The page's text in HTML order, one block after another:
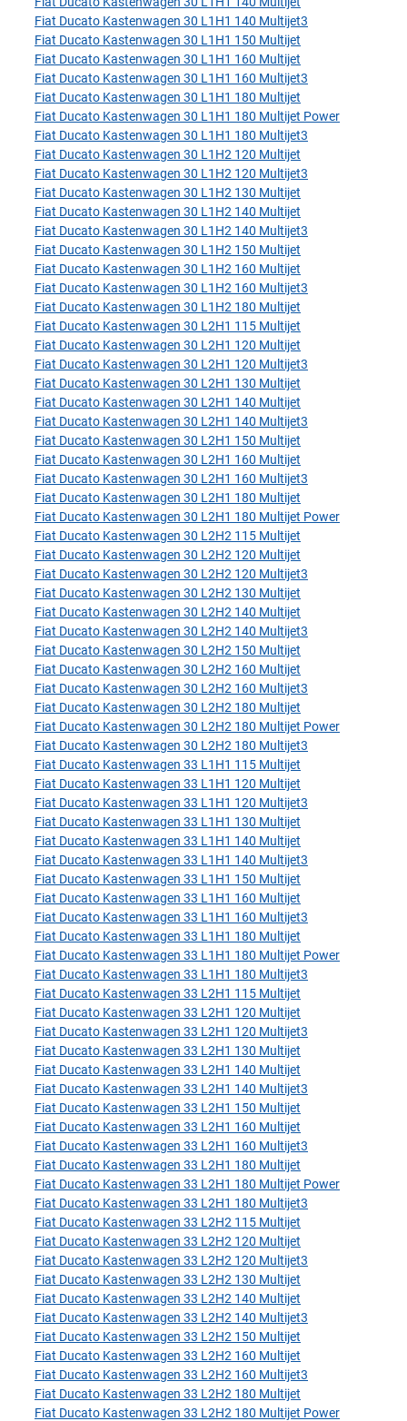
Fiat Ducato Kastenwagen 30 L1H1 140 Multijet3
Fiat Ducato Kastenwagen 30 L1H1 150 Multijet
Fiat Ducato Kastenwagen 30 L1H1 160 Multijet
Fiat Ducato Kastenwagen 30 L1H1 160 Multijet3
Fiat Ducato Kastenwagen 30 L1H1 180 Multijet
Fiat Ducato Kastenwagen 30 L1H1 180 Multijet Power
Fiat Ducato Kastenwagen 30 L1H1 180 Multijet3
Fiat Ducato Kastenwagen 30 L1H2 120 Multijet
Fiat Ducato Kastenwagen 30 L1H2 120 Multijet3
Fiat Ducato Kastenwagen 30 L1H2 130 Multijet
Fiat Ducato Kastenwagen 30 L1H2 140 Multijet
Fiat Ducato Kastenwagen 30 L1H2 140 Multijet3
Fiat Ducato Kastenwagen 30 L1H2 150 Multijet
Fiat Ducato Kastenwagen 30 L1H2 160 Multijet
Fiat Ducato Kastenwagen 30 L1H2 160 Multijet3
Fiat Ducato Kastenwagen 30 L1H2 180 Multijet
Fiat Ducato Kastenwagen 30 L2H1 115 Multijet
Fiat Ducato Kastenwagen 30 L2H1 120 Multijet
Fiat Ducato Kastenwagen 30 L2H1 120 Multijet3
Fiat Ducato Kastenwagen 30 L2H1 130 Multijet
Fiat Ducato Kastenwagen 30 L2H1 140 Multijet
Fiat Ducato Kastenwagen 30 L2H1 140 Multijet3
Fiat Ducato Kastenwagen 30 L2H1 150 Multijet
Fiat Ducato Kastenwagen 30 L2H1 160 Multijet
Fiat Ducato Kastenwagen 30 L2H1 160 Multijet3
Fiat Ducato Kastenwagen 30 L2H1 180 Multijet
Fiat Ducato Kastenwagen 30 L2H1 180 Multijet Power
Fiat Ducato Kastenwagen 30 L2H2 115 Multijet
Fiat Ducato Kastenwagen 30 L2H2 120 Multijet
Fiat Ducato Kastenwagen 30 L2H2 120 Multijet3
Fiat Ducato Kastenwagen 30 L2H2 130 Multijet
Fiat Ducato Kastenwagen 30 L2H2 140 Multijet
Fiat Ducato Kastenwagen 30 L2H2 140 Multijet3
Fiat Ducato Kastenwagen 30 L2H2 150 Multijet
Fiat Ducato Kastenwagen 30 L2H2 160 Multijet
Fiat Ducato Kastenwagen 30 L2H2 160 Multijet3
Fiat Ducato Kastenwagen 30 L2H2 180 Multijet
Fiat Ducato Kastenwagen 30 L2H2 180 Multijet Power
Fiat Ducato Kastenwagen 30 L2H2 180 Multijet3
Fiat Ducato Kastenwagen 33 L1H1 115 Multijet
Fiat Ducato Kastenwagen 33 L1H1 120 Multijet
Fiat Ducato Kastenwagen 33 L1H1 120 Multijet3
Fiat Ducato Kastenwagen 33 L1H1 130 Multijet
Fiat Ducato Kastenwagen 33 L1H1 140 Multijet
Fiat Ducato Kastenwagen 33 L1H1 140 Multijet3
Fiat Ducato Kastenwagen 33 L1H1 150 Multijet
Fiat Ducato Kastenwagen 33 L1H1 160 Multijet
Fiat Ducato Kastenwagen 33 L1H1 160 Multijet3
Fiat Ducato Kastenwagen 33 L1H1 180 Multijet
Fiat Ducato Kastenwagen 33 L1H1 180 Multijet Power
Fiat Ducato Kastenwagen 33 L1H1 180 Multijet3
Fiat Ducato Kastenwagen 33 L2H1 115 Multijet
Fiat Ducato Kastenwagen 33 L2H1 120 Multijet
Fiat Ducato Kastenwagen 33 L2H1 120 Multijet3
Fiat Ducato Kastenwagen 33 L2H1 130 Multijet
Fiat Ducato Kastenwagen 33 L2H1 140 Multijet
Fiat Ducato Kastenwagen 33 L2H1 140 Multijet3
Fiat Ducato Kastenwagen 33 L2H1 150 Multijet
Fiat Ducato Kastenwagen 33 L2H1 160 Multijet
Fiat Ducato Kastenwagen 33 L2H1 160 Multijet3
Fiat Ducato Kastenwagen 33 L2H1 180 Multijet
Fiat Ducato Kastenwagen 33 L2H1 180 Multijet Power
Fiat Ducato Kastenwagen 33 L2H1 180 Multijet3
Fiat Ducato Kastenwagen 33 L2H2 115 Multijet
Fiat Ducato Kastenwagen 33 L2H2 120 Multijet
Fiat Ducato Kastenwagen 33 L2H2 120 Multijet3
Fiat Ducato Kastenwagen 33 L2H2 130 Multijet
Fiat Ducato Kastenwagen 33 L2H2 140 Multijet
Fiat Ducato Kastenwagen 33 L2H2 140 Multijet3
Fiat Ducato Kastenwagen 33 L2H2 150 Multijet
Fiat Ducato Kastenwagen 33 L2H2 160 Multijet
Fiat Ducato Kastenwagen 33 L2H2 160 Multijet3
Fiat Ducato Kastenwagen 33 L2H2 180 Multijet
Fiat Ducato Kastenwagen 33 L2H2 180 Multijet Power